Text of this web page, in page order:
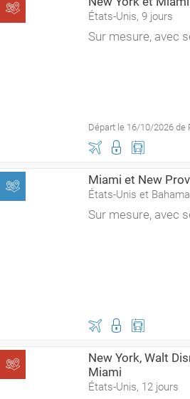
États-Unis, 9 jours
Sur mesure, avec
Départ le 16/10/2026 de
Miami et New
États-Unis et
Sur mesure, avec
New York, Walt
Miami
États-Unis, 12 jours